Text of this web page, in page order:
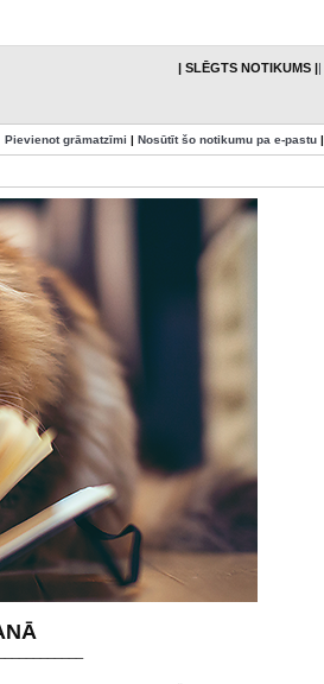
| SLĒGTS NOTIKUMS ||
Pievienot grāmatzīmi | Nosūtīt šo notikumu pa e-pastu|